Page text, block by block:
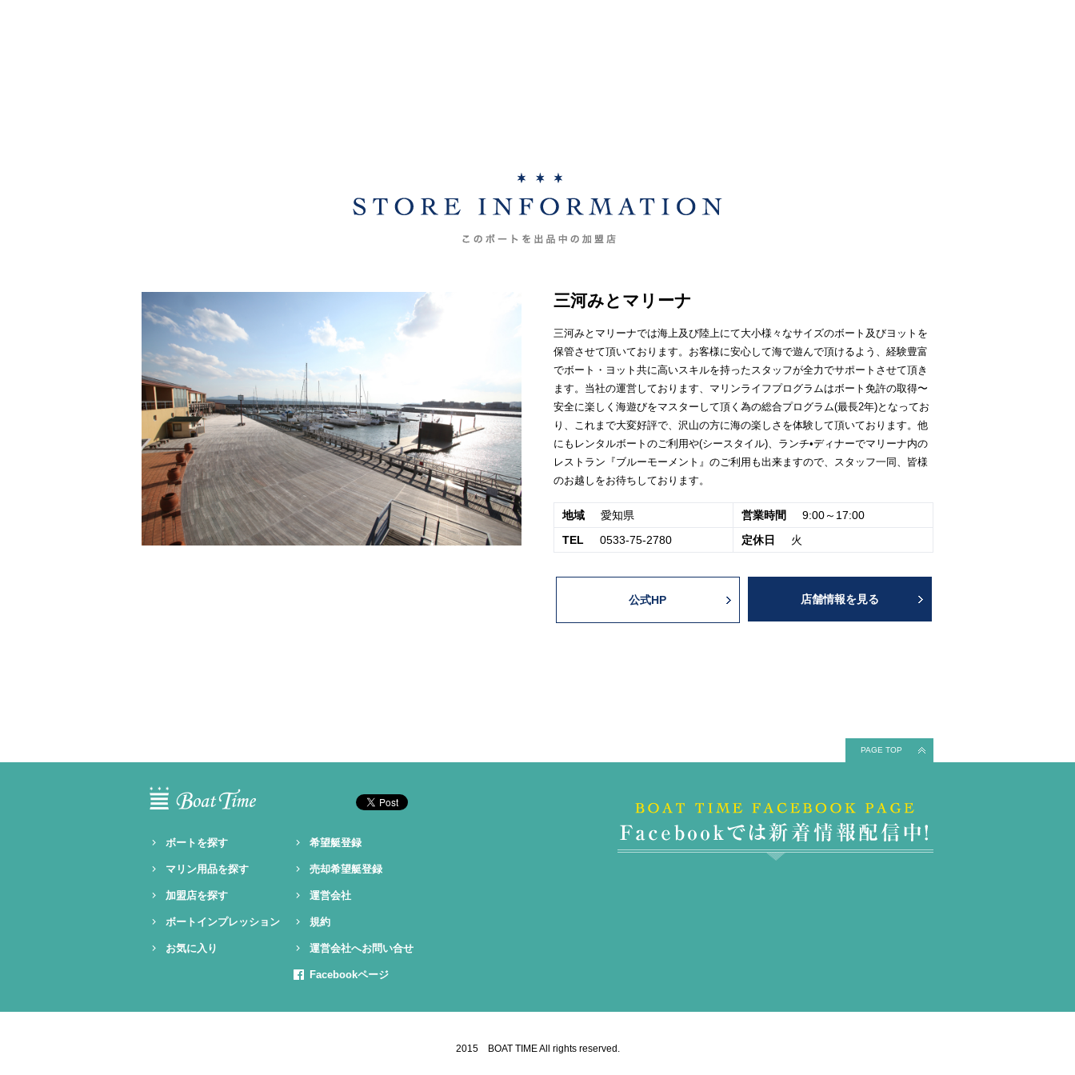
三河みとマリーナ
三河みとマリーナでは海上及び陸上にて大小様々なサイズのボート及びヨットを
保管させて頂いております。お客様に安心して海で遊んで頂けるよう、経験豊富
でボート・ヨット共に高いスキルを持ったスタッフが全力でサポートさせて頂き
ます。当社の運営しております、マリンライフプログラムはボート免許の取得〜
安全に楽しく海遊びをマスターして頂く為の総合プログラム(最長2年)となってお
り、これまで大変好評で、沢山の方に海の楽しさを体験して頂いております。他
にもレンタルボートのご利用や(シースタイル)、ランチ•ディナーでマリーナ内の
レストラン『ブルーモーメント』のご利用も出来ますので、スタッフ一同、皆様
のお越しをお待ちしております。
地域 愛知県 営業時間
9:00～17:00
TEL
0533-75-2780 定休日 火
公式HP 店舗情報を見る
PAGE TOP
ボートを探す
マリン用品を探す
加盟店を探す
ボートインプレッション
お気に入り
希望艇登録
売却希望艇登録
運営会社
規約
運営会社へお問い合せ
Facebookページ
2015 BOAT TIME All rights reserved.